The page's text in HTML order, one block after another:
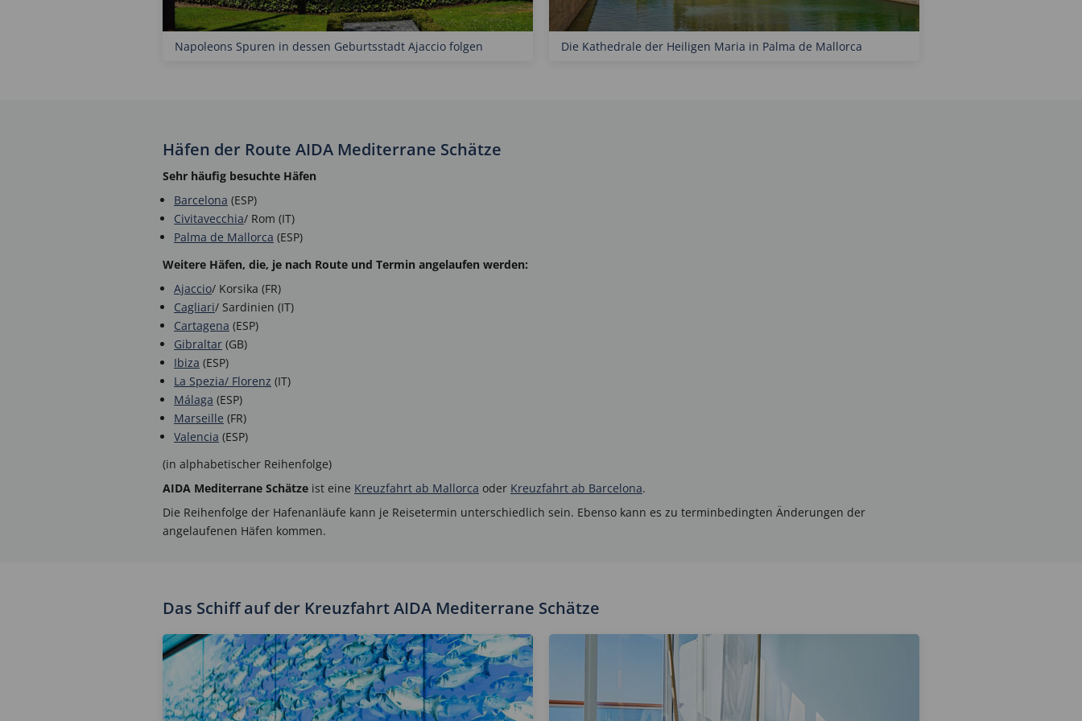
Napoleons Spuren in dessen Geburtsstadt Ajaccio folgen Die Kathedrale der Heiligen Maria in Palma de Mallorca
Häfen der Route AIDA Mediterrane Schätze
Sehr häufig besuchte Häfen
Barcelona (ESP)
Civitavecchia/ Rom (IT)
Palma de Mallorca (ESP)
Weitere Häfen, die, je nach Route und Termin angelaufen werden:
Ajaccio/ Korsika (FR)
Cagliari/ Sardinien (IT)
Cartagena (ESP)
Gibraltar (GB)
Ibiza (ESP)
La Spezia/ Florenz (IT)
Málaga (ESP)
Marseille (FR)
Valencia (ESP)
(in alphabetischer Reihenfolge)
AIDA Mediterrane Schätze ist eine Kreuzfahrt ab Mallorca oder Kreuzfahrt ab Barcelona.
Die Reihenfolge der Hafenanläufe kann je Reisetermin unterschiedlich sein. Ebenso kann es zu terminbedingten Änderungen der
angelaufenen Häfen kommen.
Das Schiff auf der Kreuzfahrt AIDA Mediterrane Schätze